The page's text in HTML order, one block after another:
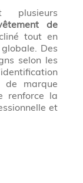
plusieurs
de
tout en
Des
selon les
marque
renforce la
et